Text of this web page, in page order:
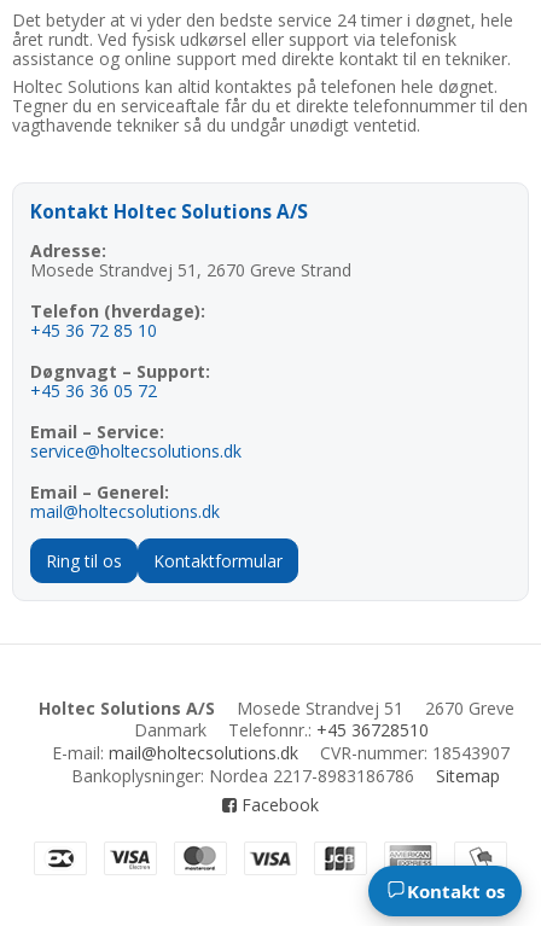
Det betyder at vi yder den bedste service 24 timer i døgnet, hele
året rundt. Ved fysisk udkørsel eller support via telefonisk
assistance og online support med direkte kontakt til en tekniker.
Holtec Solutions kan altid kontaktes på telefonen hele døgnet.
Tegner du en serviceaftale får du et direkte telefonnummer til den
vagthavende tekniker så du undgår unødigt ventetid.
Kontakt Holtec Solutions A/S
Adresse:
Mosede Strandvej 51, 2670 Greve Strand
Telefon (hverdage):
+45 36 72 85 10
Døgnvagt – Support:
+45 36 36 05 72
Email – Service:
service@holtecsolutions.dk
Email – Generel:
mail@holtecsolutions.dk
Ring til os Kontaktformular
Holtec Solutions A/S Mosede Strandvej 51
2670 Greve
Danmark
Telefonnr.: +45 36728510
E-mail: mail@holtecsolutions.dk CVR-nummer: 18543907
Bankoplysninger: Nordea 2217-8983186786
Sitemap
Facebook
Kontakt os
Se vores nye MobiChill serie